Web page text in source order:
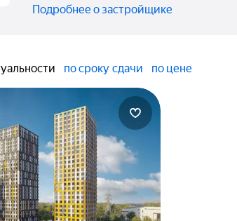
Подробнее о застройщике
по сроку сдачи по цене